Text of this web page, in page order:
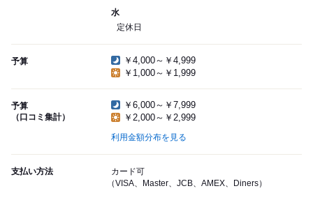
水
定休日
予算
￥4,000～￥4,999
￥1,000～￥1,999
予算
（口コミ集計）
￥6,000～￥7,999
￥2,000～￥2,999
利用金額分布を見る
支払い方法
カード可
（VISA、Master、JCB、AMEX、Diners）